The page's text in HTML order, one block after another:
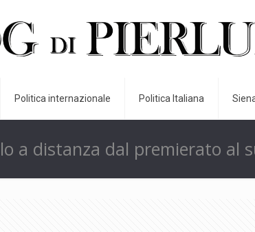
Politica internazionale Politica Italiana
a distanza dal premierato al